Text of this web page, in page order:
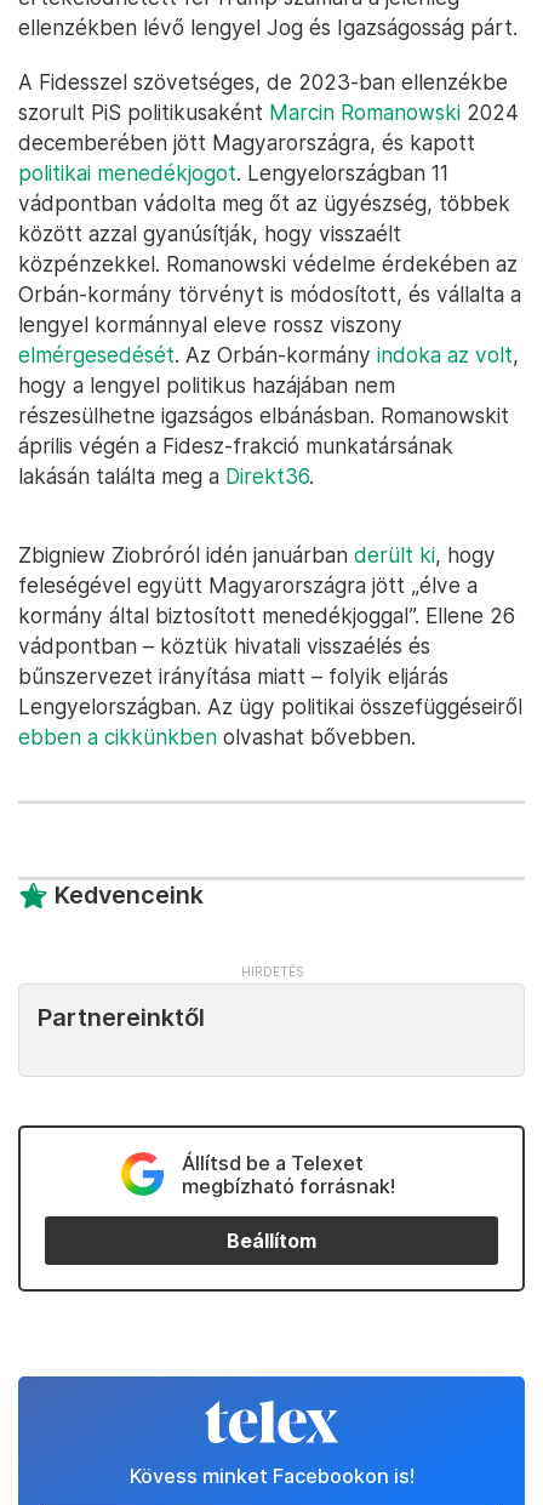
ellenzékben lévő lengyel Jog és Igazságosság párt.
A Fidesszel szövetséges, de 2023-ban ellenzékbe
szorult PiS politikusaként Marcin Romanowski 2024
decemberében jött Magyarországra, és kapott
politikai menedékjogot. Lengyelországban 11
vádpontban vádolta meg őt az ügyészség, többek
között azzal gyanúsítják, hogy visszaélt
közpénzekkel. Romanowski védelme érdekében az
Orbán-kormány törvényt is módosított, és vállalta a
lengyel kormánnyal eleve rossz viszony
elmérgesedését. Az Orbán-kormány indoka az volt,
hogy a lengyel politikus hazájában nem
részesülhetne igazságos elbánásban. Romanowskit
április végén a Fidesz-frakció munkatársának
lakásán találta meg a Direkt36.
Zbigniew Ziobróról idén januárban derült ki, hogy
feleségével együtt Magyarországra jött „élve a
kormány által biztosított menedékjoggal”. Ellene 26
vádpontban – köztük hivatali visszaélés és
bűnszervezet irányítása miatt – folyik eljárás
Lengyelországban. Az ügy politikai összefüggéseiről
ebben a cikkünkben olvashat bővebben.
Kedvenceink
Partnereinktől
Állítsd be a Telexet
megbízható forrásnak!
Beállítom
Kövess minket Facebookon is!